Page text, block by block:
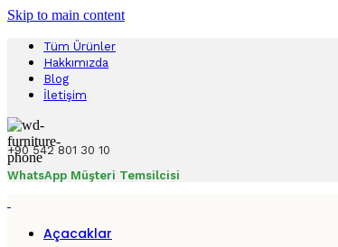
Skip to main content
Tüm Ürünler
Hakkımızda
Blog
İletişim
+90 542 801 30 10
WhatsApp Müşteri Temsilcisi
Açacaklar